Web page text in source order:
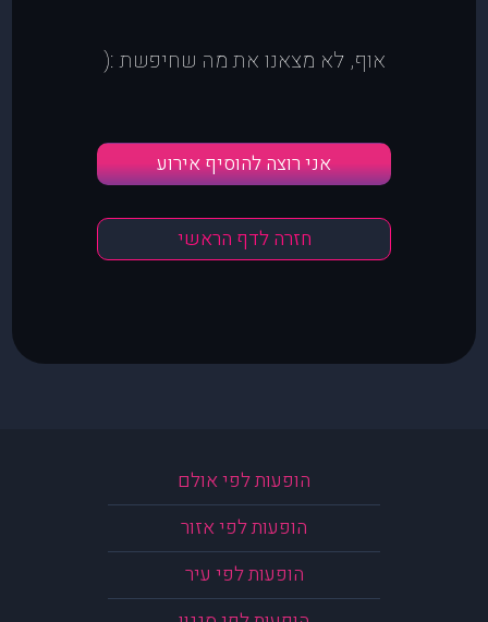
אוף, לא מצאנו את מה שחיפשת :(
אני רוצה להוסיף אירוע
חזרה לדף הראשי
הופעות לפי אולם
הופעות לפי אזור
הופעות לפי עיר